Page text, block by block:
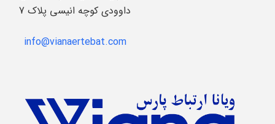
داوودی کوچه انیسی پلاک 7
info@vianaertebat.com